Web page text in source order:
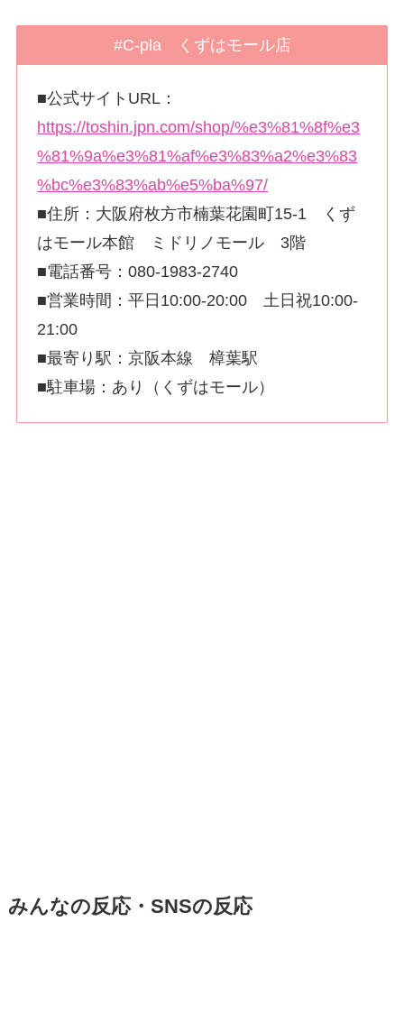
#C-pla くずはモール店
■公式サイトURL：
https://toshin.jpn.com/shop/%e3%81%8f%e3
%81%9a%e3%81%af%e3%83%a2%e3%83
%bc%e3%83%ab%e5%ba%97/
■住所：大阪府枚方市楠葉花園町15-1 くず
はモール本館 ミドリノモール 3階
■電話番号：080-1983-2740
■営業時間：平日10:00-20:00 土日祝10:00-
21:00
■最寄り駅：京阪本線 樟葉駅
■駐車場：あり（くずはモール）
みんなの反応・SNSの反応